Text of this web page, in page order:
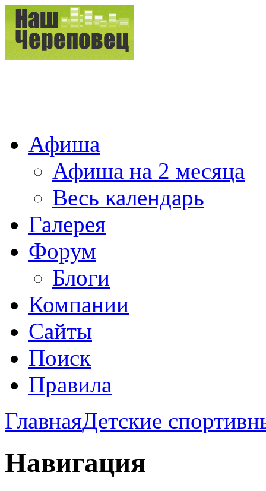
Афиша
Афиша на 2 месяца
Весь календарь
Галерея
Форум
Блоги
Компании
Сайты
Поиск
Правила
ГлавнаяДетские
Навигация